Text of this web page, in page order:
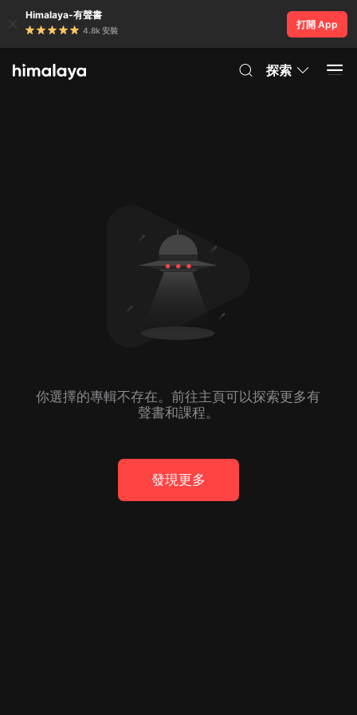
Himalaya-有聲書
4.8k 安裝
打開 App
探索
你選擇的專輯不存在。前往主頁可以探索更多有
聲書和課程。
發現更多